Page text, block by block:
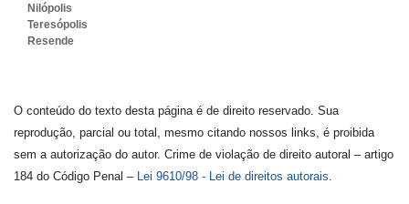
Nilópolis
Teresópolis
Resende
O conteúdo do texto desta página é de direito reservado. Sua
reprodução, parcial ou total, mesmo citando nossos links, é proibida
sem a autorização do autor. Crime de violação de direito autoral – artigo
184 do Código Penal – Lei 9610/98 - Lei de direitos autorais.